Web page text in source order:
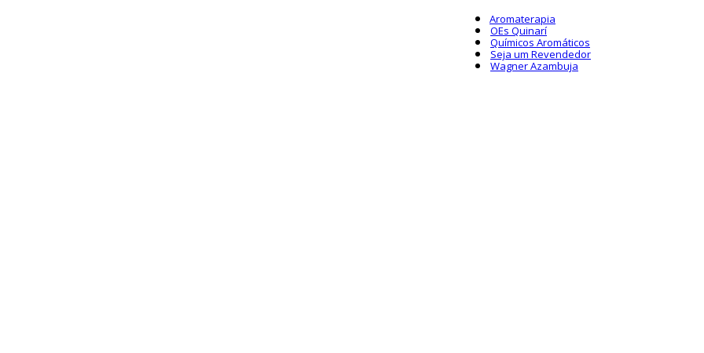
Aromaterapia
OEs Quinarí
Químicos Aromáticos
Seja um Revendedor
Wagner Azambuja